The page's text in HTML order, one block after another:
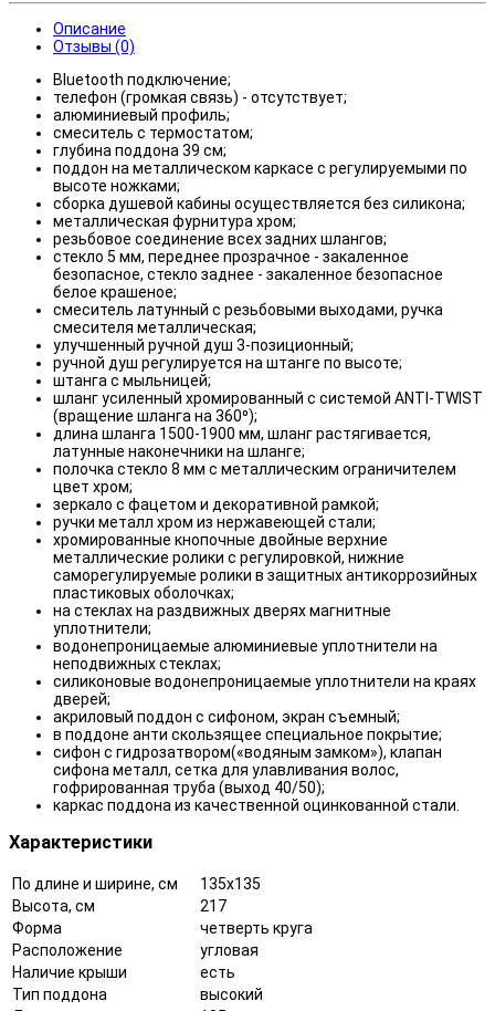
Описание
Отзывы (0)
Bluetooth подключение;
телефон (громкая связь) - отсутствует;
алюминиевый профиль;
смеситель с термостатом;
глубина поддона 39 см;
поддон на металлическом каркасе с регулируемыми по
высоте ножками;
сборка душевой кабины осуществляется без силикона;
металлическая фурнитура хром;
резьбовое соединение всех задних шлангов;
стекло 5 мм, переднее прозрачное - закаленное
безопасное, стекло заднее - закаленное безопасное
белое крашеное;
смеситель латунный с резьбовыми выходами, ручка
смесителя металлическая;
улучшенный ручной душ 3-позиционный;
ручной душ регулируется на штанге по высоте;
штанга с мыльницей;
шланг усиленный хромированный с системой ANTI-TWIST
(вращение шланга на 360⁰);
длина шланга 1500-1900 мм, шланг растягивается,
латунные наконечники на шланге;
полочка стекло 8 мм с металлическим ограничителем
цвет хром;
зеркало с фацетом и декоративной рамкой;
ручки металл хром из нержавеющей стали;
хромированные кнопочные двойные верхние
металлические ролики с регулировкой, нижние
саморегулируемые ролики в защитных антикоррозийных
пластиковых оболочках;
на стеклах на раздвижных дверях магнитные
уплотнители;
водонепроницаемые алюминиевые уплотнители на
неподвижных стеклах;
силиконовые водонепроницаемые уплотнители на краях
дверей;
акриловый поддон с сифоном, экран съемный;
в поддоне анти скользящее специальное покрытие;
сифон с гидрозатвором(«водяным замком»), клапан
сифона металл, сетка для улавливания волос,
гофрированная труба (выход 40/50);
каркас поддона из качественной оцинкованной стали.
Характеристики
По длине и ширине, см
135x135
Высота, см
217
Форма
четверть круга
Расположение
угловая
Наличие крыши
есть
Тип поддона
высокий